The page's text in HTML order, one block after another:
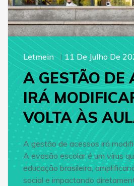
Letmein 11 De Julho De
A GESTÃO DE
IRÁ
VOLTA ÀS
A gestão de acessos irá
A evasão escolar é um vírus
educação brasileira,
social e impactando